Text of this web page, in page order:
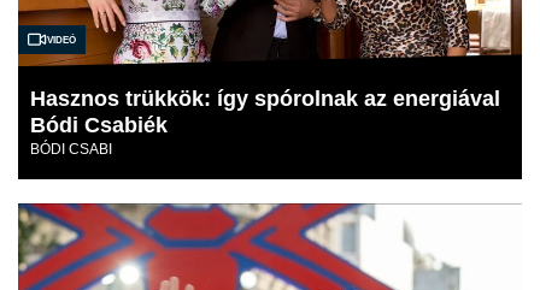
Videó
Hasznos trükkök: így spórolnak az energiával
Bódi Csabiék
BÓDI CSABI